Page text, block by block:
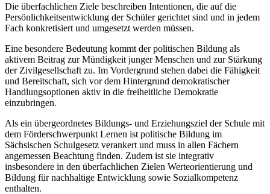
Die überfachlichen Ziele beschreiben Intentionen, die auf die
Persönlichkeitsentwicklung der Schüler gerichtet sind und in jedem
Fach konkretisiert und umgesetzt werden müssen.
Eine besondere Bedeutung kommt der politischen Bildung als
aktivem Beitrag zur Mündigkeit junger Menschen und zur Stärkung
der Zivilgesellschaft zu. Im Vordergrund stehen dabei die Fähigkeit
und Bereitschaft, sich vor dem Hintergrund demokratischer
Handlungsoptionen aktiv in die freiheitliche Demokratie
einzubringen.
Als ein übergeordnetes Bildungs- und Erziehungsziel der Schule mit
dem Förderschwerpunkt Lernen ist politische Bildung im
Sächsischen Schulgesetz verankert und muss in allen Fächern
angemessen Beachtung finden. Zudem ist sie integrativ
insbesondere in den überfachlichen Zielen Werteorientierung und
Bildung für nachhaltige Entwicklung sowie Sozialkompetenz
enthalten.